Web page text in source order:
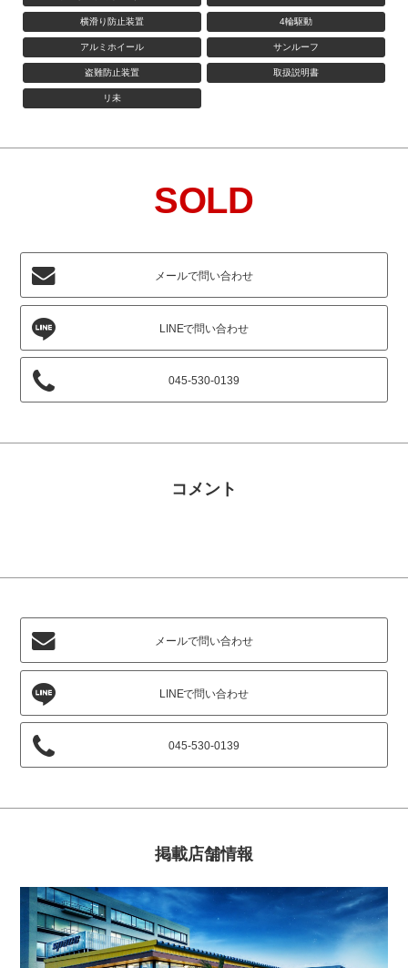
横滑り防止装置 4輪駆動
アルミホイール サンルーフ
盗難防止装置 取扱説明書
リ未
SOLD
メールで問い合わせ
045-530-0139
コメント
メールで問い合わせ
045-530-0139
掲載店舗情報